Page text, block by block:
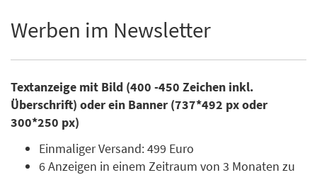
Werben im Newsletter
Textanzeige mit Bild (400 -450 Zeichen inkl.
Überschrift) oder ein Banner (737*492 px oder
300*250 px)
Einmaliger Versand: 499 Euro
6 Anzeigen in einem Zeitraum von 3 Monaten zu